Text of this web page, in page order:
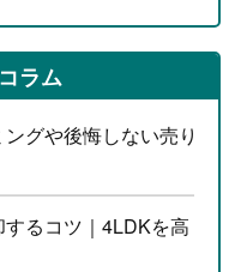
ラム
グや後悔しない売り
るコツ｜4LDKを高